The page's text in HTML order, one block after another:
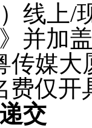
线上/
并加
传媒大
费仅
交